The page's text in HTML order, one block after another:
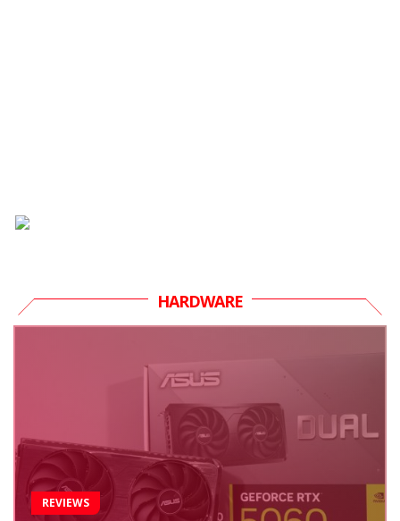
HARDWARE
REVIEWS